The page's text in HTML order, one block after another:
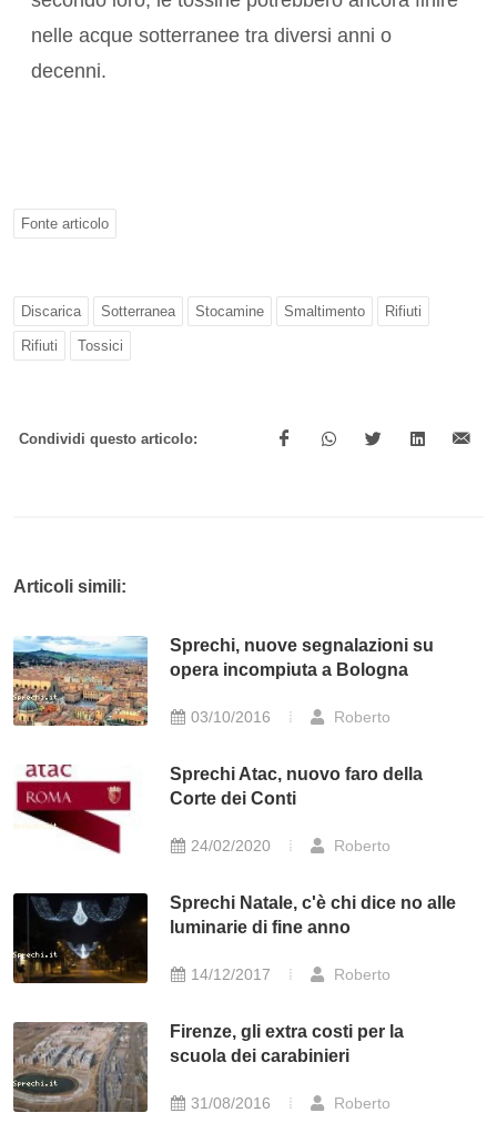
nelle acque sotterranee tra diversi anni o
decenni.
Fonte articolo
Discarica Sotterranea Stocamine Smaltimento Rifiuti
Rifiuti Tossici
Condividi questo articolo:
Articoli simili:
Sprechi, nuove segnalazioni su
opera incompiuta a Bologna
03/10/2016 Roberto
Sprechi Atac, nuovo faro della
Corte dei Conti
24/02/2020 Roberto
Sprechi Natale, c'è chi dice no alle
luminarie di fine anno
14/12/2017 Roberto
Firenze, gli extra costi per la
scuola dei carabinieri
31/08/2016 Roberto